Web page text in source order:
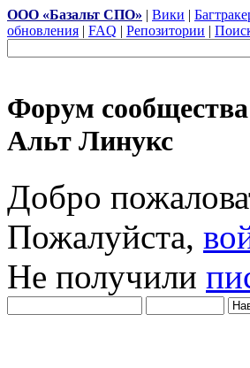
ООО «Базальт СПО» | Вики |
обновления | FAQ | Репозитории |
Форум сообщества
Альт Линукс
Добро
Пожалуйста,
Не получили